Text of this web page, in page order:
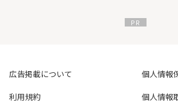
広告掲載について
個人情報
利用規約
個人情報